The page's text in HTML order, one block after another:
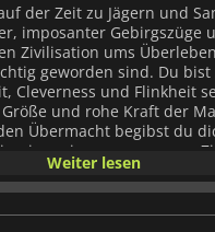
der Zeit zu Jägern und
imposanter Gebirgszüge
Zivilisation ums
geworden sind. Du bist
Cleverness und Flinkheit
und rohe Kraft der
Übermacht begibst du
einer vergessenen
über die fortschrittlichen
entscheiden werden –
Weiter lesen